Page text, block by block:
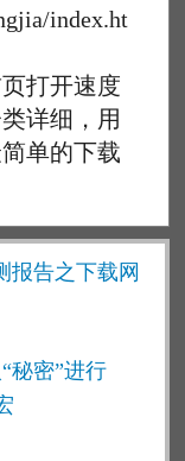
index.ht
打开速度
详细，用
单的下载
告之下载网
秘密”进行